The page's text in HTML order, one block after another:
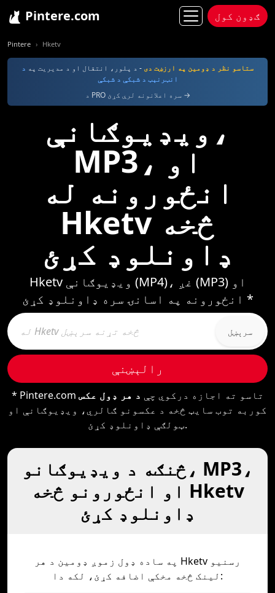
Pintere.com ګډون کول
Pintere Hketv
ستاسو نظر د ډومین په ارزښت دی - د پلور، انتقال او د مدیریت په د
انټرنېټ د شبکې د شبکې
د PRO سره اعلانونه لرې کړئ →
ویډیوګانې،
MP3، او
انځورونه له
Hketv څخه
ډاونلوډ کړئ
Hketv ویډیوګانې (MP4)، غږ (MP3) او
انځورونه په اسانۍ سره ډاونلوډ کړئ *
سرېښل
رالېښنې
* Pintere.com تاسو ته اجازه درکوي چې د هر ډول عکس
کوربه توب سایټ څخه د عکسونو ګالري، ویډیوګانې او
ټولګې ډاونلوډ کړئ.
څنګه د ویډیوګانو، MP3،
او انځورونو څخه Hketv
ډاونلوډ کړئ
په ساده ډول زموږ ډومین د هر Hketv رسنیو
لینک څخه مخکې اضافه کړئ، لکه دا: